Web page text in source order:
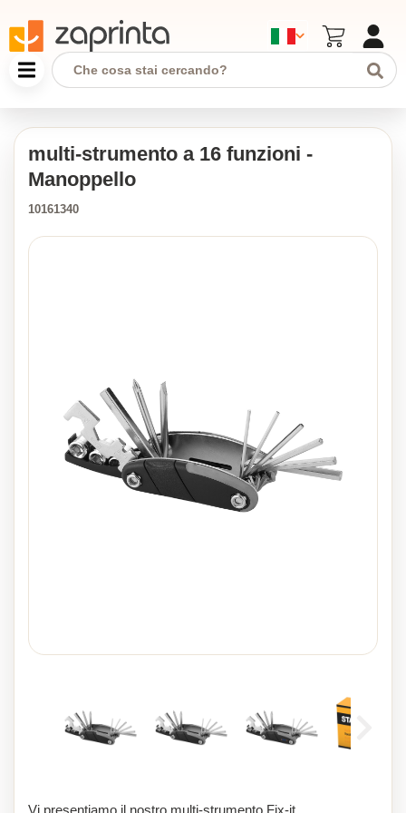
multi-strumento a 16 funzioni -
Manoppello
10161340
Vi presentiamo il nostro multi-strumento Fix-it